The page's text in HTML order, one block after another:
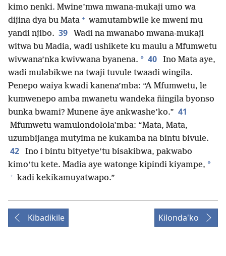
kimo nenki. Mwine’mwa mwana-mukaji umo wa
dijina dya bu Mata + wamutambwile ke mweni mu
yandi njibo. 39
Wadi na mwanabo mwana-mukaji
witwa bu Madia, wadi ushikete ku maulu a Mfumwetu
wivwana’nka kwivwana byanena. * 40
Ino Mata aye,
wadi mulabikwe na twaji tuvule twaadi wingila.
Penepo waiya kwadi kanena’mba: “A Mfumwetu, le
kumwenepo amba mwanetu wandeka ñingila byonso
bunka bwami? Munene āye ankwashe’ko.” 41
Mfumwetu wamulondolola’mba: “Mata, Mata,
uzumbijanga mutyima ne kukamba na bintu bivule.
42
Ino i bintu bityetye’tu bisakibwa, pakwabo
kimo’tu kete. Madia aye watonge kipindi kiyampe, *
+ kadi kekikamuyatwapo.”
Kibadikile Kilonda'ko